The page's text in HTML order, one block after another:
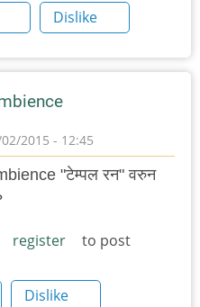
Dislike
2015 - 12:45
"टेम्पल रन" वरुन
register
to post
Dislike